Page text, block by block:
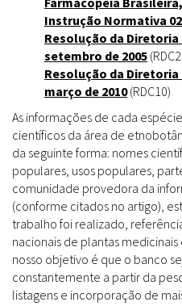
Instrução Normativa 02
Resolução da Diretoria
setembro de 2005
Resolução da Diretoria
março de 2010(RDC10)
As informações de cada
científicos da área de
da seguinte forma: nomes
populares, usos populares,
comunidade provedora da
(conforme citados no artigo),
trabalho foi realizado,
nacionais de plantas
nosso objetivo é que o banco
constantemente a partir da
listagens e incorporação de